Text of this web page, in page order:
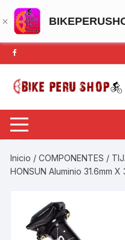
Saltar
al
contenido
Inicio /COMPONENTES /
HONSUN Aluminio 31.6mm